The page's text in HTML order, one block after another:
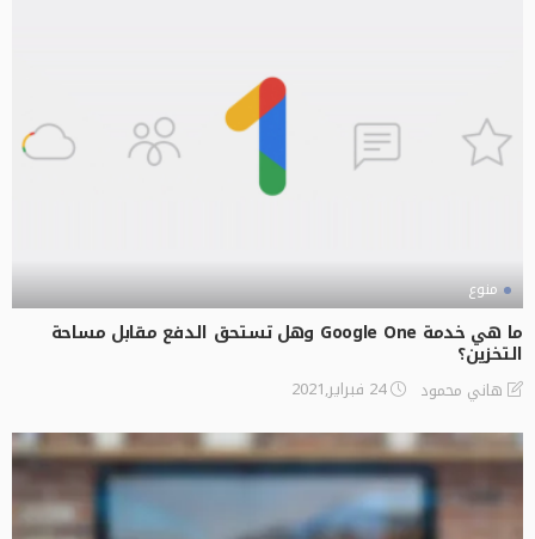
منوع
ما هي خدمة Google One وهل تستحق الدفع مقابل مساحة
التخزين؟
هاني محمود 24 فبراير,2021